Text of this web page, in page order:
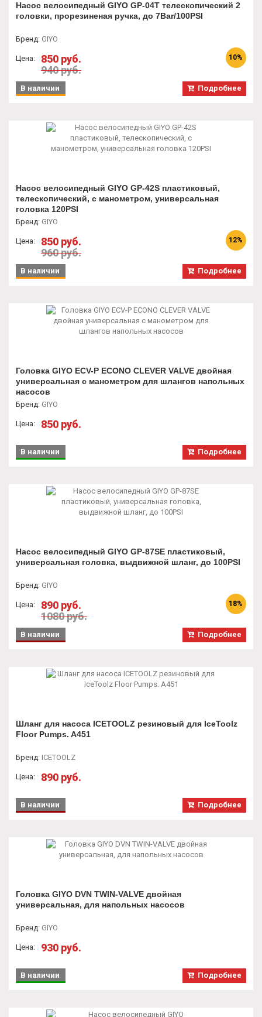
Насос велосипедный GIYO GP-04T телескопический 2
головки, прорезиненая ручка, до 7Bar/100PSI
Бренд: GIYO
Цена:
850 руб.
940 руб.
10%
Подробнее
В наличии
Насос велосипедный GIYO GP-42S пластиковый,
телескопический, с манометром, универсальная
головка 120PSI
Бренд: GIYO
Цена:
850 руб.
960 руб.
12%
Подробнее
В наличии
Головка GIYO ECV-P ECONO CLEVER VALVE двойная
универсальная с манометром для шлангов напольных
насосов
Бренд: GIYO
Цена: 850 руб.
Подробнее
В наличии
Насос велосипедный GIYO GP-87SE пластиковый,
универсальная головка, выдвижной шланг, до 100PSI
Бренд: GIYO
Цена:
890 руб.
1080 руб.
18%
Подробнее
В наличии
Шланг для насоса ICETOOLZ резиновый для IceToolz
Floor Pumps. A451
Бренд: ICETOOLZ
Цена: 890 руб.
Подробнее
В наличии
Головка GIYO DVN TWIN-VALVE двойная
универсальная, для напольных насосов
Бренд: GIYO
Цена: 930 руб.
Подробнее
В наличии